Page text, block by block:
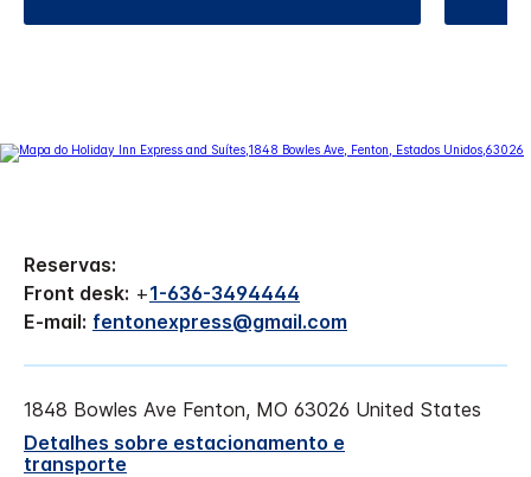
Reservas:
Front desk: +1-636-3494444
E-mail: fentonexpress@gmail.com
1848 Bowles Ave Fenton, MO 63026 United States
Detalhes sobre estacionamento e
transporte